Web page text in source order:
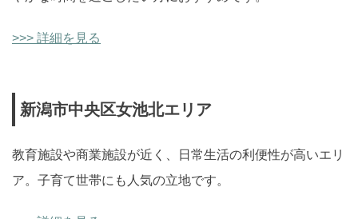
>>> 詳細を見る
新潟市中央区女池北エリア
教育施設や商業施設が近く、日常生活の利便性が高いエリ
ア。子育て世帯にも人気の立地です。